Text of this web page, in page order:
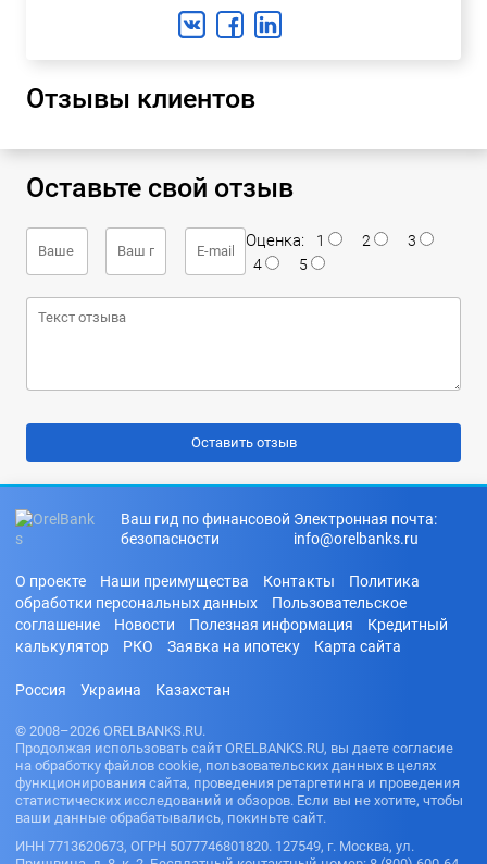
Отзывы клиентов
Оставьте свой отзыв
Оценка: 1 2
3
4
5
Ваш гид по финансовой
безопасности
Электронная почта:
info@orelbanks.ru
О проекте Наши преимущества Контакты
Политика
обработки персональных данных
Пользовательское
соглашение
Новости Полезная информация
Кредитный
калькулятор
РКО Заявка на ипотеку Карта сайта
Россия Украина Казахстан
© 2008–2026 ORELBANKS.RU.
Продолжая использовать сайт ORELBANKS.RU, вы даете согласие
на обработку файлов cookie, пользовательских данных в целях
функционирования сайта, проведения ретаргетинга и проведения
статистических исследований и обзоров. Если вы не хотите, чтобы
ваши данные обрабатывались, покиньте сайт.
ИНН 7713620673, ОГРН 5077746801820. 127549, г. Москва, ул.